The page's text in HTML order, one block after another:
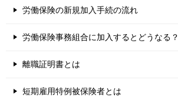
労働保険の新規加入手続の流れ
労働保険事務組合に加入するとどうなる？
離職証明書とは
短期雇用特例被保険者とは